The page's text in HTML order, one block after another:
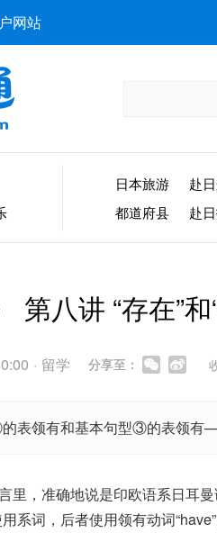
网站
日本旅游 赴
都道府县
赴
第八讲 “存在”和
· 留学 分享至：
表领有和基本句型③的表领
里，准确地说是印欧语系日耳
系词，后者使用领有动词